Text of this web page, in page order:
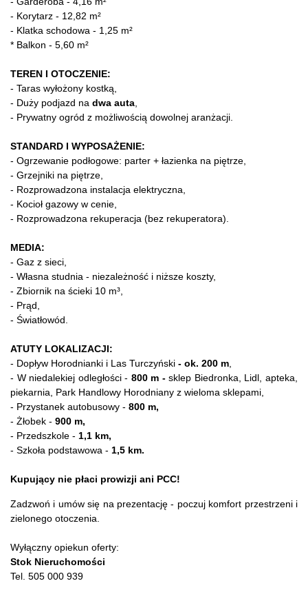
- Korytarz - 12,82 m²
- Klatka schodowa - 1,25 m²
* Balkon - 5,60 m²
TEREN I OTOCZENIE:
- Taras wyłożony kostką,
- Duży podjazd na dwa auta
- Prywatny ogród z możliwością dowolnej aranżacji.
STANDARD I WYPOSAŻENIE:
- Ogrzewanie podłogowe: parter + łazienka na piętrze,
- Grzejniki na piętrze,
- Rozprowadzona instalacja elektryczna,
- Kocioł gazowy w cenie,
- Rozprowadzona rekuperacja (bez rekuperatora).
MEDIA:
- Gaz z sieci,
- Własna studnia - niezależność i niższe koszty,
- Zbiornik na ścieki 10 m³,
- Prąd,
- Światłowód.
ATUTY LOKALIZACJI:
- Dopływ Horodnianki i Las Turczyński - ok. 200 m
- W niedalekiej odległości - 800 m -sklep Biedronka, Lidl, apteka,
piekarnia, Park Handlowy Horodniany z wieloma sklepami,
- Przystanek autobusowy - 800 m,
- Żłobek - 900 m,
- Przedszkole - 1,1 km,
- Szkoła podstawowa - 1,5 km.
Kupujący nie płaci prowizji ani PCC!
Zadzwoń i umów się na prezentację - poczuj komfort przestrzeni i
zielonego otoczenia.
Wyłączny opiekun oferty:
Stok Nieruchomości
Tel. 505 000 939